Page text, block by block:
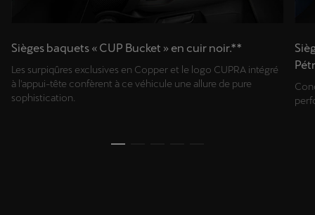
Sièges baquets « CUP Bucket » en cuir noir.**
Les surpiqûres exclusives en Copper et le logo CUPRA intégré
à l'appui-tête confèrent à ce véhicule une allure de pure
sophistication.